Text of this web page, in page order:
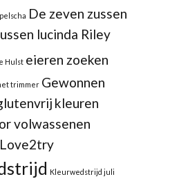
De zeven zussen
lucinda Riley
Hulst eieren zoeken
trimmer Gewonnen
kleuren
volwassenen
Kleurwedstrijd juli